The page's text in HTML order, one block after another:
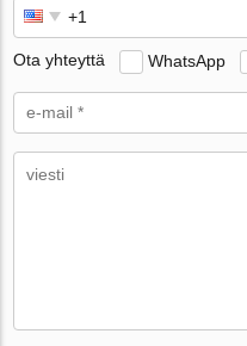
Ota yhteyttä WhatsApp